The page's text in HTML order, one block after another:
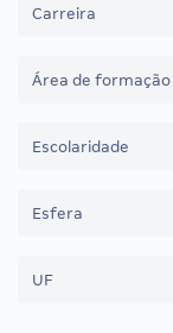
Carreira
Área de formação
Escolaridade
Esfera
UF